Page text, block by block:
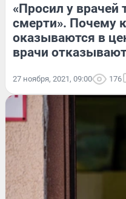
«Просил у врачей
смерти». Почему
оказываются в
врачи
27 ноября, 2021, 09:00 176